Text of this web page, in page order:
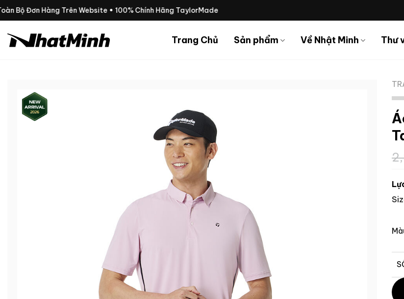
Chuyển
dung
Bộ Đơn Hàng Trên Website • 100% Chính Hãng TaylorMade
Trang Chủ Sản phẩm Về Nhật Minh Thư